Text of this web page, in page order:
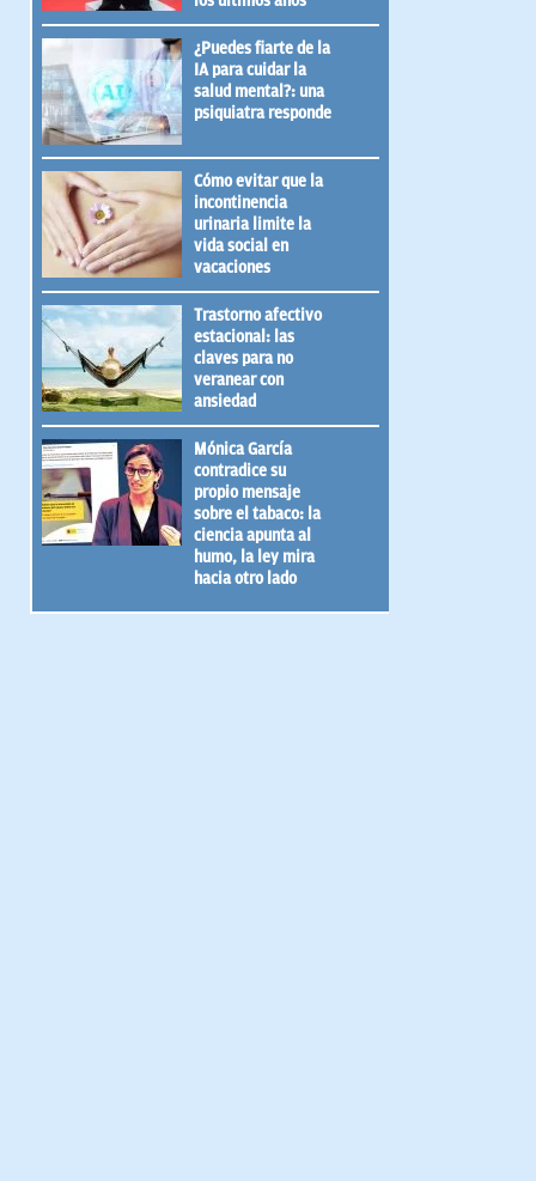
¿Puedes fiarte de la
IA para cuidar la
salud mental?: una
psiquiatra responde
Cómo evitar que la
incontinencia
urinaria limite la
vida social en
vacaciones
Trastorno afectivo
estacional: las
claves para no
veranear con
ansiedad
Mónica García
contradice su
propio mensaje
sobre el tabaco: la
ciencia apunta al
humo, la ley mira
hacia otro lado